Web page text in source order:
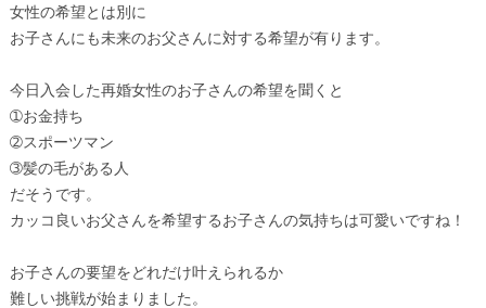
女性の希望とは別に
お子さんにも未来のお父さんに対する希望が有ります。
今日入会した再婚女性のお子さんの希望を聞くと
➀お金持ち
➁スポーツマン
➂髪の毛がある人
だそうです。
カッコ良いお父さんを希望するお子さんの気持ちは可愛いですね！
お子さんの要望をどれだけ叶えられるか
難しい挑戦が始まりました。